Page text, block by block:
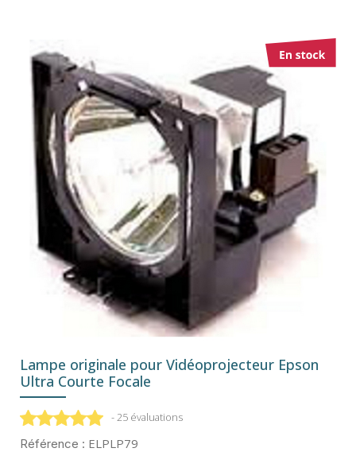
Lampe originale pour Vidéoprojecteur Epson
Ultra Courte Focale
- 25 évaluations
Référence : ELPLP79